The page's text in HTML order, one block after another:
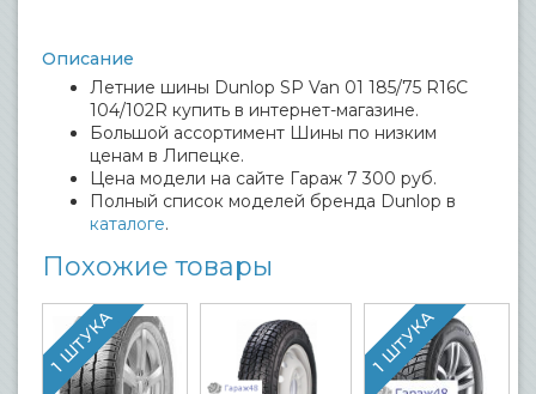
Описание
Летние шины Dunlop SP Van 01 185/75 R16C
104/102R купить в интернет-магазине.
Большой ассортимент Шины по низким
ценам в Липецке.
Цена модели на сайте Гараж 7 300 руб.
Полный список моделей бренда Dunlop в
каталоге.
Похожие товары
1 ШТУКА 1 ШТУКА